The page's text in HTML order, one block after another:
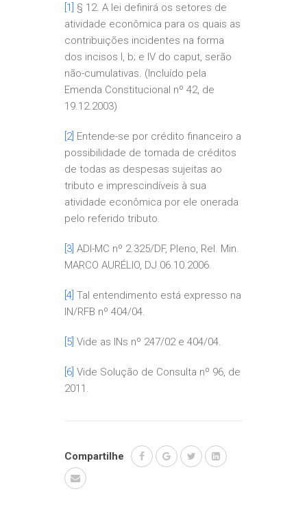
[1]
§ 12. A lei definirá os setores de
atividade econômica para os quais as
contribuições incidentes na forma
dos incisos I, b; e IV do caput, serão
não-cumulativas. (Incluído pela
Emenda Constitucional nº 42, de
19.12.2003)
[2] Entende-se por crédito financeiro a
possibilidade de tomada de créditos
de todas as despesas sujeitas ao
tributo e imprescindíveis à sua
atividade econômica por ele onerada
pelo referido tributo.
[3] ADI-MC nº 2.325/DF, Pleno, Rel. Min.
MARCO AURÉLIO, DJ 06.10.2006.
[4] Tal entendimento está expresso na
IN/RFB nº 404/04.
[5] Vide as INs nº 247/02 e 404/04.
[6] Vide Solução de Consulta nº 96, de
2011.
Compartilhe